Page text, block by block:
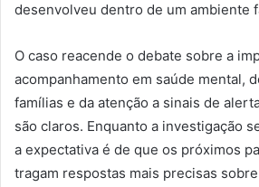
desenvolveu dentro de um ambiente
O caso reacende o debate sobre a
acompanhamento em saúde mental,
famílias e da atenção a sinais de
são claros. Enquanto a investigação
a expectativa é de que os próximos
tragam respostas mais precisas